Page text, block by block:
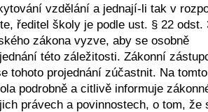
vzdělání a jednají-li tak v
ředitel školy je podle ust. § 22 odst.
zákona vyzve, aby se osobně
této záležitosti. Zákonní
tohoto projednání zúčastnit. Na tomto
podrobně a citlivě informuje
právech a povinnostech, o tom, že